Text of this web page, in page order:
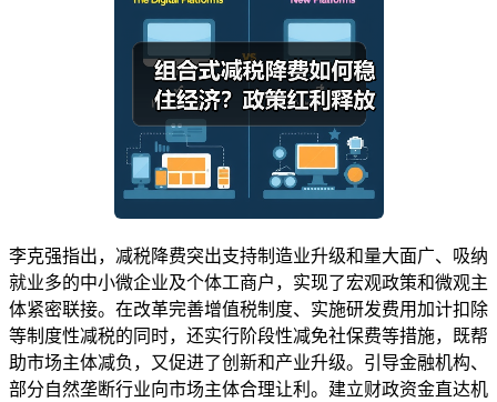
李克强指出，减税降费突出支持制造业升级和量大面广、吸纳
就业多的中小微企业及个体工商户，实现了宏观政策和微观主
体紧密联接。在改革完善增值税制度、实施研发费用加计扣除
等制度性减税的同时，还实行阶段性减免社保费等措施，既帮
助市场主体减负，又促进了创新和产业升级。引导金融机构、
部分自然垄断行业向市场主体合理让利。建立财政资金直达机